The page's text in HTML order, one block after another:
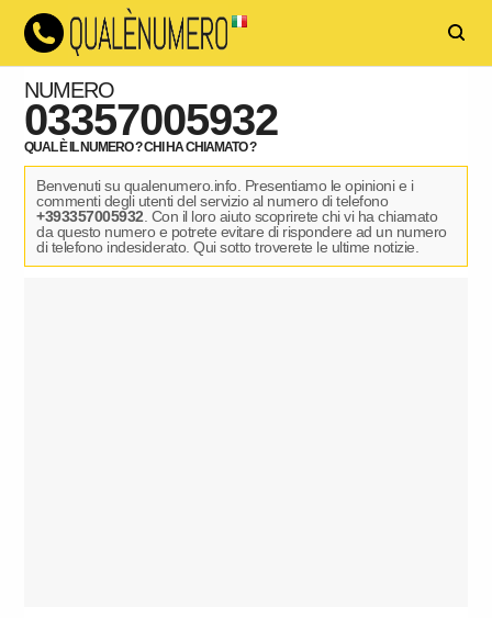
NUMERO
03357005932
QUAL È IL NUMERO ? CHI HA CHIAMATO ?
Benvenuti su qualenumero.info. Presentiamo le opinioni e i
commenti degli utenti del servizio al numero di telefono
+393357005932 . Con il loro aiuto scoprirete chi vi ha chiamato
da questo numero e potrete evitare di rispondere ad un numero
di telefono indesiderato. Qui sotto troverete le ultime notizie.